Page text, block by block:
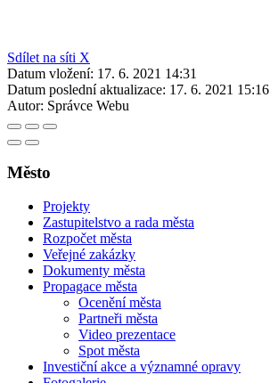
Sdílet na síti X
Datum vložení: 17. 6. 2021 14:31
Datum poslední aktualizace: 17. 6. 2021 15:16
Autor: Správce Webu
Město
Projekty
Zastupitelstvo a rada města
Rozpočet města
Veřejné zakázky
Dokumenty města
Propagace města
Ocenění města
Partneři města
Video prezentace
Spot města
Investiční akce a významné opravy